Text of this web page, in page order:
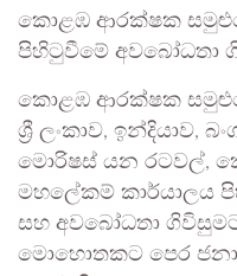
කොළඹ ආරක්ෂක
පිහිටුවීමේ අවබෝධතා
කොළඹ ආරක්ෂක
ශ්‍රී ලංකාව, ඉන්දියාව,
මොරිෂස් යන රටවල්,
මහලේකම් කාර්යාලය
සහ අවබෝධතා
මොහොතකට පෙර